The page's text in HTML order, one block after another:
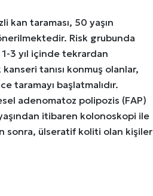
kan taraması, 50 yaşın
Risk grubunda
3 yıl içinde tekrardan
tanısı konmuş olanlar,
taramayı başlatmalıdır.
adenomatoz polipozis (FAP)
itibaren kolonoskopi ile
sonra, ülseratif koliti olan kişiler